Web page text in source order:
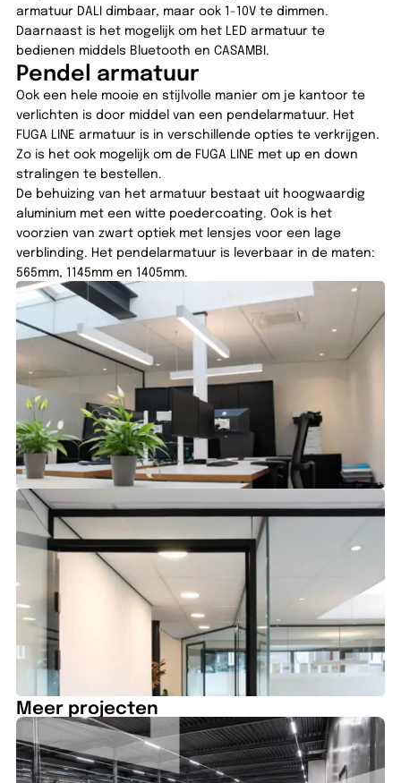
armatuur DALI dimbaar, maar ook 1-10V te dimmen.
Daarnaast is het mogelijk om het LED armatuur te
bedienen middels Bluetooth en CASAMBI.
Pendel armatuur
Ook een hele mooie en stijlvolle manier om je kantoor te
verlichten is door middel van een pendelarmatuur. Het
FUGA LINE armatuur is in verschillende opties te verkrijgen.
Zo is het ook mogelijk om de FUGA LINE met up en down
stralingen te bestellen.
De behuizing van het armatuur bestaat uit hoogwaardig
aluminium met een witte poedercoating. Ook is het
voorzien van zwart optiek met lensjes voor een lage
verblinding. Het pendelarmatuur is leverbaar in de maten:
565mm, 1145mm en 1405mm.
Meer projecten